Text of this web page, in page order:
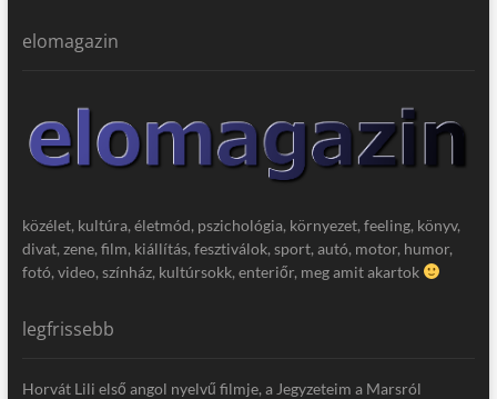
elomagazin
közélet, kultúra, életmód, pszichológia, környezet, feeling, könyv,
divat, zene, film, kiállítás, fesztiválok, sport, autó, motor, humor,
fotó, video, színház, kultúrsokk, enteriőr, meg amit akartok
legfrissebb
Horvát Lili első angol nyelvű filmje, a Jegyzeteim a Marsról